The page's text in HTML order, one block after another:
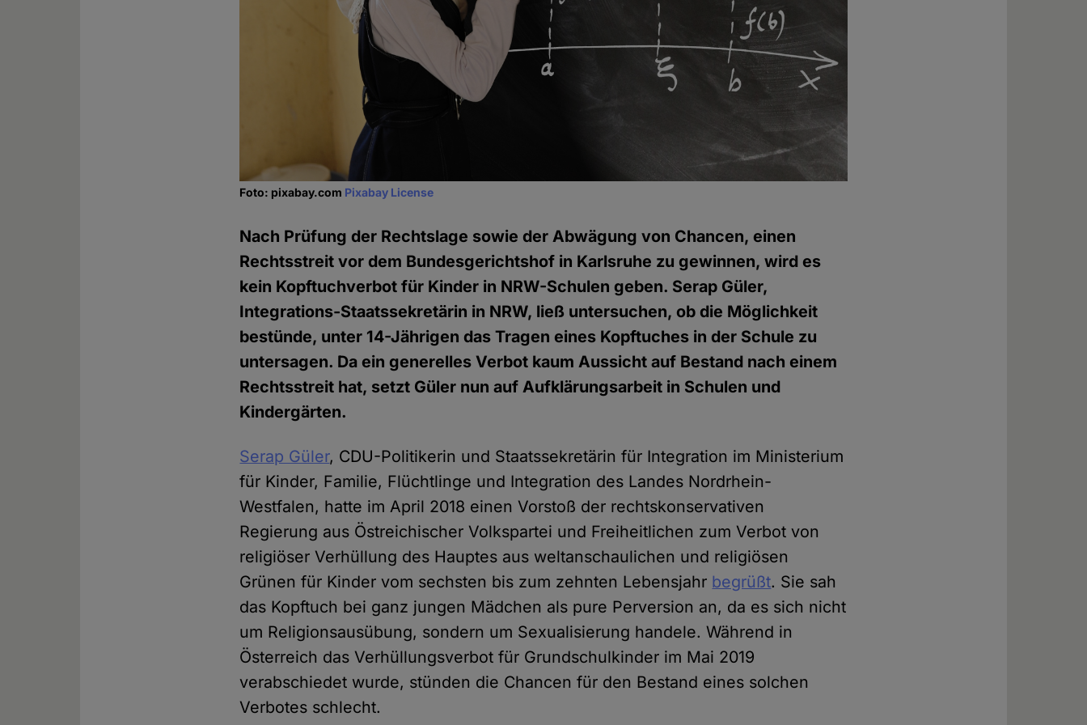
Foto: pixabay.com Pixabay License
Nach Prüfung der Rechtslage sowie der Abwägung von Chancen, einen
Rechtsstreit vor dem Bundesgerichtshof in Karlsruhe zu gewinnen, wird es
kein Kopftuchverbot für Kinder in NRW-Schulen geben. Serap Güler,
Integrations-Staatssekretärin in NRW, ließ untersuchen, ob die Möglichkeit
bestünde, unter 14-Jährigen das Tragen eines Kopftuches in der Schule zu
untersagen. Da ein generelles Verbot kaum Aussicht auf Bestand nach einem
Rechtsstreit hat, setzt Güler nun auf Aufklärungsarbeit in Schulen und
Kindergärten.
Serap Güler, CDU-Politikerin und Staatssekretärin für Integration im Ministerium
für Kinder, Familie, Flüchtlinge und Integration des Landes Nordrhein-
Westfalen, hatte im April 2018 einen Vorstoß der rechtskonservativen
Regierung aus Östreichischer Volkspartei und Freiheitlichen zum Verbot von
religiöser Verhüllung des Hauptes aus weltanschaulichen und religiösen
Grünen für Kinder vom sechsten bis zum zehnten Lebensjahr begrüßt. Sie sah
das Kopftuch bei ganz jungen Mädchen als pure Perversion an, da es sich nicht
um Religionsausübung, sondern um Sexualisierung handele. Während in
Österreich das Verhüllungsverbot für Grundschulkinder im Mai 2019
verabschiedet wurde, stünden die Chancen für den Bestand eines solchen
Verbotes schlecht.